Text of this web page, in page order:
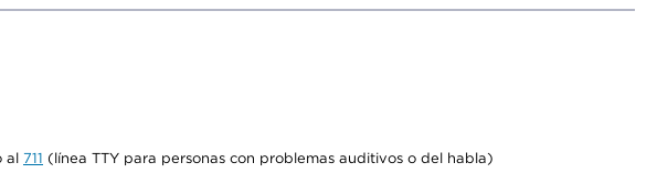
al 711 (línea TTY para personas con problemas auditivos o del habla)